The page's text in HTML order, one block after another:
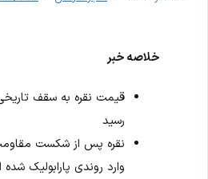
خلاصه خبر
رسید
وارد روندی پارابولیک